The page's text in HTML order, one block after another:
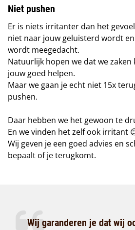
Niet pushen
Er is niets irritanter dan het
niet naar jouw geluisterd wordt
wordt meegedacht.
Natuurlijk hopen we dat we zaken
jouw goed helpen.
Maar we gaan je echt niet 15x
pushen.
Daar hebben we het gewoon te
En we vinden het zelf ook irritant
Wij geven je een goed advies en
bepaalt of je terugkomt.
Wij garanderen je dat wij